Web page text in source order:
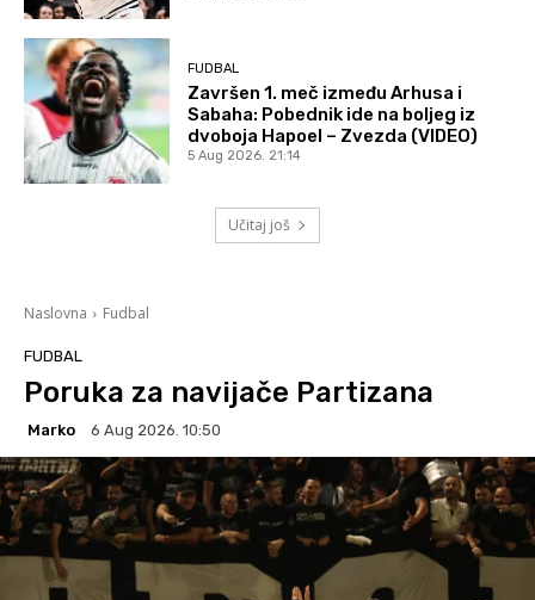
FUDBAL
Završen 1. meč između Arhusa i
Sabaha: Pobednik ide na boljeg iz
dvoboja Hapoel – Zvezda (VIDEO)
5 Aug 2026. 21:14
Učitaj još